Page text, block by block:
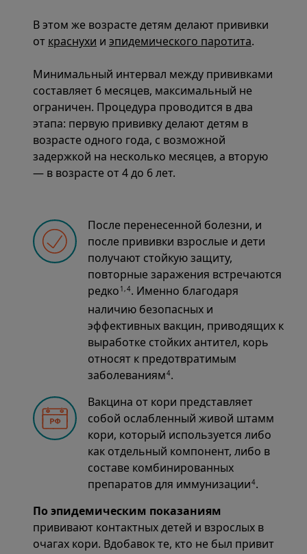
В этом же возрасте детям делают прививки
от краснухи и эпидемического паротита.
Минимальный интервал между прививками
составляет 6 месяцев, максимальный не
ограничен. Процедура проводится в два
этапа: первую прививку делают детям в
возрасте одного года, с возможной
задержкой на несколько месяцев, а вторую
— в возрасте от 4 до 6 лет.
После перенесенной болезни, и
после прививки взрослые и дети
получают стойкую защиту,
повторные заражения встречаются
редко 1,4. Именно благодаря
наличию безопасных и
эффективных вакцин, приводящих к
выработке стойких антител, корь
относят к предотвратимым
заболеваниям4.
Вакцина от кори представляет
собой ослабленный живой штамм
кори, который используется либо
как отдельный компонент, либо в
составе комбинированных
препаратов для иммунизации4.
По эпидемическим показаниям
прививают контактных детей и взрослых в
очагах кори. Вдобавок те, кто не был привит